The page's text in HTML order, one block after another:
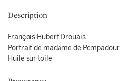
Description
François Hubert Drouais
Portrait de madame de Pompadour
Huile sur toile